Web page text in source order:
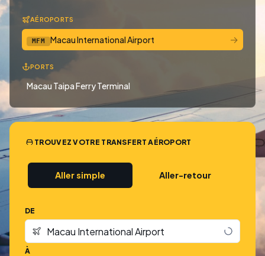
AÉROPORTS
MFM Macau International Airport →
PORTS
Macau Taipa Ferry Terminal
TROUVEZ VOTRE TRANSFERT AÉROPORT
Aller simple Aller-retour
DE
À